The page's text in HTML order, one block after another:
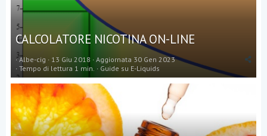
CALCOLATORE NICOTINA ON-LINE
Albe-cig 13 Giu 2018 Aggiornata 30 Gen 2023
Tempo di lettura 1 min.
Guide su E-Liquids